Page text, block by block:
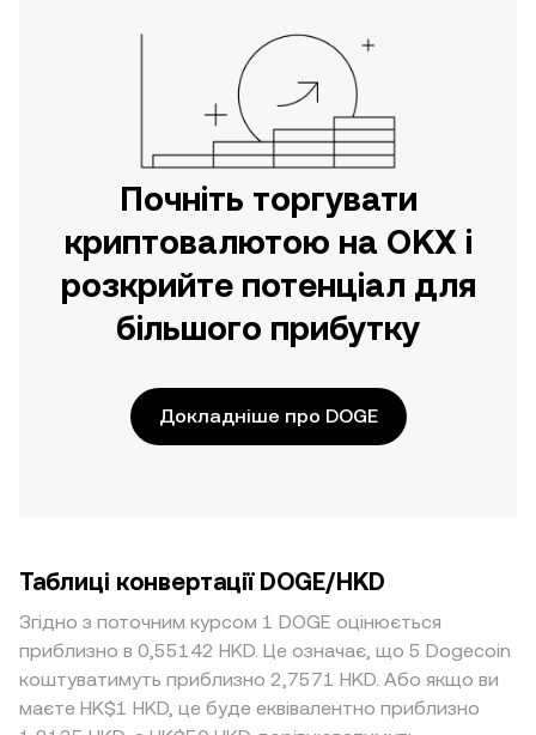
Почніть торгувати
криптовалютою на OKX і
розкрийте потенціал для
більшого прибутку
Докладніше про DOGE
Таблиці конвертації DOGE/HKD
Згідно з поточним курсом 1 DOGE оцінюється
приблизно в 0,55142 HKD. Це означає, що 5 Dogecoin
коштуватимуть приблизно 2,7571 HKD. Або якщо ви
маєте HK$1 HKD, це буде еквівалентно приблизно